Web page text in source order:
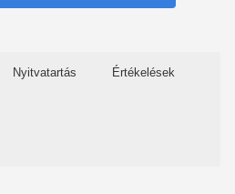
Nyitvatartás Értékelések